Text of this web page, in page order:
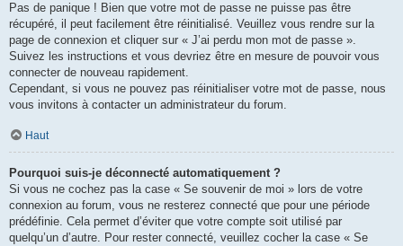
Pas de panique ! Bien que votre mot de passe ne puisse pas être
récupéré, il peut facilement être réinitialisé. Veuillez vous rendre sur la
page de connexion et cliquer sur « J’ai perdu mon mot de passe ».
Suivez les instructions et vous devriez être en mesure de pouvoir vous
connecter de nouveau rapidement.
Cependant, si vous ne pouvez pas réinitialiser votre mot de passe, nous
vous invitons à contacter un administrateur du forum.
Haut
Pourquoi suis-je déconnecté automatiquement ?
Si vous ne cochez pas la case « Se souvenir de moi » lors de votre
connexion au forum, vous ne resterez connecté que pour une période
prédéfinie. Cela permet d’éviter que votre compte soit utilisé par
quelqu’un d’autre. Pour rester connecté, veuillez cocher la case « Se